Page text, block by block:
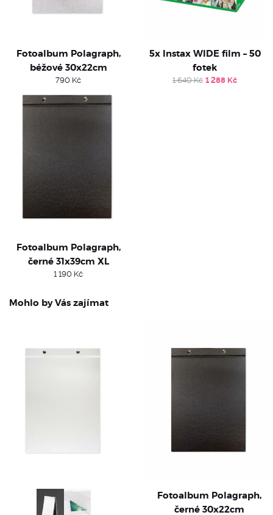
Fotoalbum Polagraph,
béžové 30x22cm
790 Kč
5x Instax WIDE film – 50
fotek
1 640Kč Original
1 288 KčCurrent
Fotoalbum Polagraph,
černé 31x39cm XL
1 190 Kč
Mohlo by Vás zajímat
Fotoalbum Polagraph,
černé 30x22cm